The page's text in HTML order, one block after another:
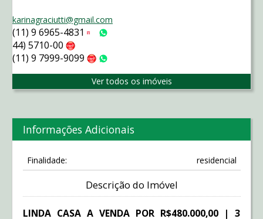
karinagraciutti@gmail.com
(11) 9 6965-4831 Tim
44) 5710-00
(11) 9 7999-9099 Claro
Ver todos os imóveis
Informações Adicionais
Finalidade: residencial
Descrição do Imóvel
LINDA CASA A VENDA POR R$480.000,00 | 3